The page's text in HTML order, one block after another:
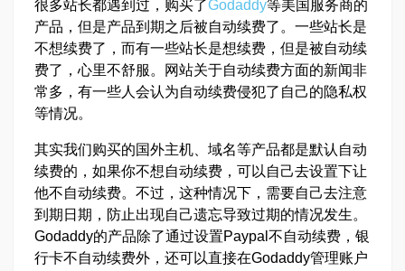
很多站长都遇到过，购买了Godaddy等美国服务商的
产品，但是产品到期之后被自动续费了。一些站长是
不想续费了，而有一些站长是想续费，但是被自动续
费了，心里不舒服。网站关于自动续费方面的新闻非
常多，有一些人会认为自动续费侵犯了自己的隐私权
等情况。
其实我们购买的国外主机、域名等产品都是默认自动
续费的，如果你不想自动续费，可以自己去设置下让
他不自动续费。不过，这种情况下，需要自己去注意
到期日期，防止出现自己遗忘导致过期的情况发生。
Godaddy的产品除了通过设置Paypal不自动续费，银
行卡不自动续费外，还可以直接在Godaddy管理账户